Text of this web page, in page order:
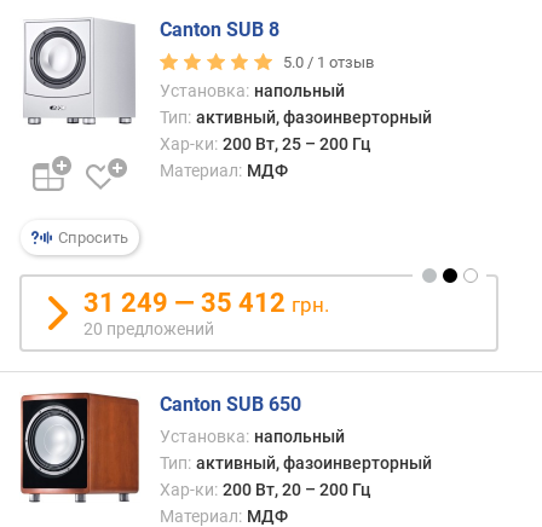
ш
е
в
ы
п
о
т
ы
а
м
п
о
д
Спросить
Canton SUB 8
5.0 / 1 отзыв
Установка: напольный
Тип: активный, фазоинверторный
Хар-ки: 200 Вт, 25 – 200 Гц
Материал: МДФ
31 249 — 35 412 грн.
20 предложений
Canton SUB 650
Установка: напольный
Тип: активный, фазоинверторный
Хар-ки: 200 Вт, 20 – 200 Гц
Материал: МДФ